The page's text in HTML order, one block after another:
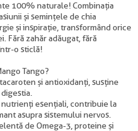
100% naturale! Combinația
și semințele de chia
și inspirație, transformând orice
Fără zahăr adăugat, fără
o sticlă!
Tango?
și antioxidanți, susține
esențiali, contribuie la
asupra sistemului nervos.
de Omega-3, proteine și